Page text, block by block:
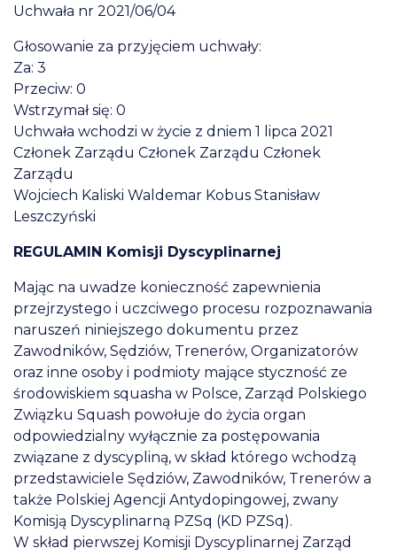
Uchwała nr 2021/06/04
Głosowanie za przyjęciem uchwały:
Za: 3
Przeciw: 0
Wstrzymał się: 0
Uchwała wchodzi w życie z dniem 1 lipca 2021
Członek Zarządu Członek Zarządu Członek
Zarządu
Wojciech Kaliski Waldemar Kobus Stanisław
Leszczyński
REGULAMIN Komisji Dyscyplinarnej
Mając na uwadze konieczność zapewnienia
przejrzystego i uczciwego procesu rozpoznawania
naruszeń niniejszego dokumentu przez
Zawodników, Sędziów, Trenerów, Organizatorów
oraz inne osoby i podmioty mające styczność ze
środowiskiem squasha w Polsce, Zarząd Polskiego
Związku Squash powołuje do życia organ
odpowiedzialny wyłącznie za postępowania
związane z dyscypliną, w skład którego wchodzą
przedstawiciele Sędziów, Zawodników, Trenerów a
także Polskiej Agencji Antydopingowej, zwany
Komisją Dyscyplinarną PZSq (KD PZSq).
W skład pierwszej Komisji Dyscyplinarnej Zarząd